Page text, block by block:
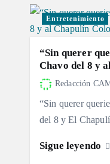
Entretenimiento
“Sin querer
Chavo del 8 y
Redacción
“Sin querer
del 8 y El
Sigue leyendo